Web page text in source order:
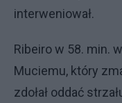
interweniował.
Ribeiro w 58. min.
Muciemu, który
zdołał oddać